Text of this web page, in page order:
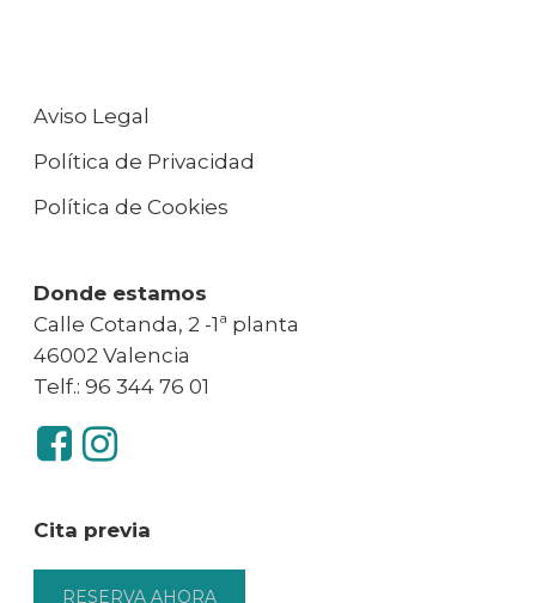
Aviso Legal
Política de Privacidad
Política de Cookies
Donde estamos
Calle Cotanda, 2 -1ª planta
46002 Valencia
Telf.: 96 344 76 01
Cita previa
RESERVA AHORA